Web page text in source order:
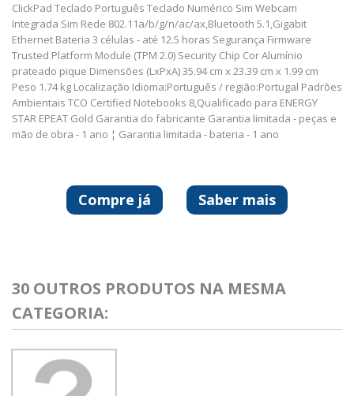
ClickPad Teclado Português Teclado Numérico Sim Webcam
Integrada Sim Rede 802.11a/b/g/n/ac/ax,Bluetooth 5.1,Gigabit
Ethernet Bateria 3 células - até 12.5 horas Segurança Firmware
Trusted Platform Module (TPM 2.0) Security Chip Cor Alumínio
prateado pique Dimensões (LxPxA) 35.94 cm x 23.39 cm x 1.99 cm
Peso 1.74 kg Localização Idioma:Português / região:Portugal Padrões
Ambientais TCO Certified Notebooks 8,Qualificado para ENERGY
STAR EPEAT Gold Garantia do fabricante Garantia limitada - peças e
mão de obra - 1 ano ¦ Garantia limitada - bateria - 1 ano
Saber mais
Compre já
30 OUTROS PRODUTOS NA MESMA
CATEGORIA: